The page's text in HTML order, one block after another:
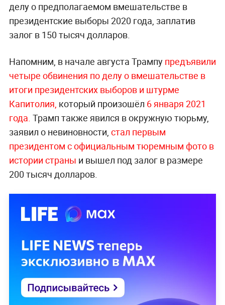
делу о предполагаемом вмешательстве в
президентские выборы 2020 года, заплатив
залог в 150 тысяч долларов.
Напомним, в начале августа Трампу предъявили
четыре обвинения по делу о вмешательстве в
итоги президентских выборов и штурме
Капитолия, который произошёл 6 января 2021
года. Трамп также явился в окружную тюрьму,
заявил о невиновности, стал первым
президентом с официальным тюремным фото в
истории страны и вышел под залог в размере
200 тысяч долларов.